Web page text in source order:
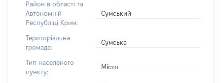
Район в області та
Автономній
Республіці Крим:
Сумський
Територіальна
громада:
Сумська
Тип населеного
пункту:
Місто